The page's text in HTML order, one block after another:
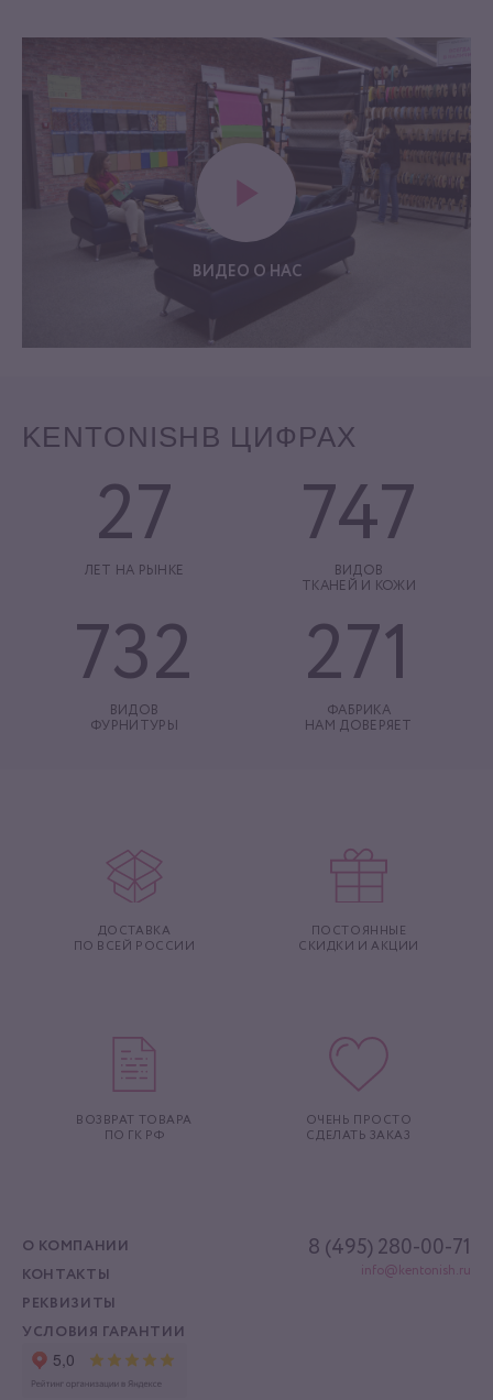
ВИДЕО О НАС
KENTONISH В ЦИФРАХ
27
ЛЕТ НА РЫНКЕ
747
ВИДОВ
ТКАНЕЙ И КОЖИ
732
ВИДОВ
ФУРНИТУРЫ
271
ФАБРИКА
НАМ ДОВЕРЯЕТ
ДОСТАВКА
ПО ВСЕЙ РОССИИ
ПОСТОЯННЫЕ
СКИДКИ И АКЦИИ
ВОЗВРАТ ТОВАРА
ПО ГК РФ
ОЧЕНЬ ПРОСТО
СДЕЛАТЬ ЗАКАЗ
О КОМПАНИИ
КОНТАКТЫ
РЕКВИЗИТЫ
УСЛОВИЯ ГАРАНТИИ
8 (495) 280-00-71
info@kentonish.ru